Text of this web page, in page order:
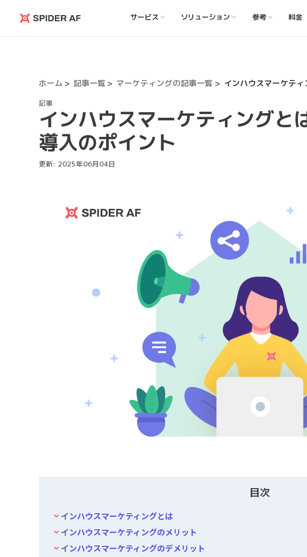
Spider
サービス ソリューション 参考 料金
ホーム 記事一覧 マーケティングの記事一覧
記事
インハウスマーケティングと
導入のポイント
更新: 2025年06月04日
目次
インハウスマーケティングとは
インハウスマーケティングのメリット
インハウスマーケティングのデメリット